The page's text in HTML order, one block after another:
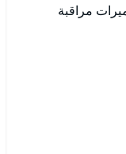
مراقبة